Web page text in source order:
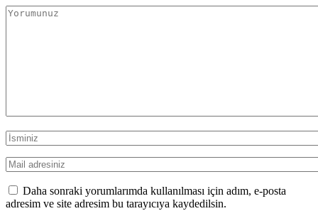
Daha sonraki yorumlarımda kullanılması için adım, e-posta
adresim ve site adresim bu tarayıcıya kaydedilsin.